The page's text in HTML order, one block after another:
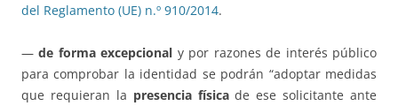
del Reglamento (UE) n.º 910/2014.
—de forma excepcional y por razones de interés público
para comprobar la identidad se podrán “adoptar medidas
que requieran la presencia físicade ese solicitante ante